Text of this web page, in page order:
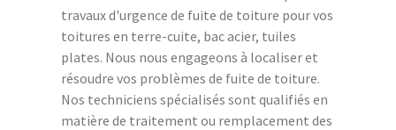
travaux d'urgence de fuite de toiture pour vos
toitures en terre-cuite, bac acier, tuiles
plates. Nous nous engageons à localiser et
résoudre vos problèmes de fuite de toiture.
Nos techniciens spécialisés sont qualifiés en
matière de traitement ou remplacement des